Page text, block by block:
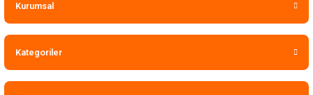
Kurumsal
Kategoriler